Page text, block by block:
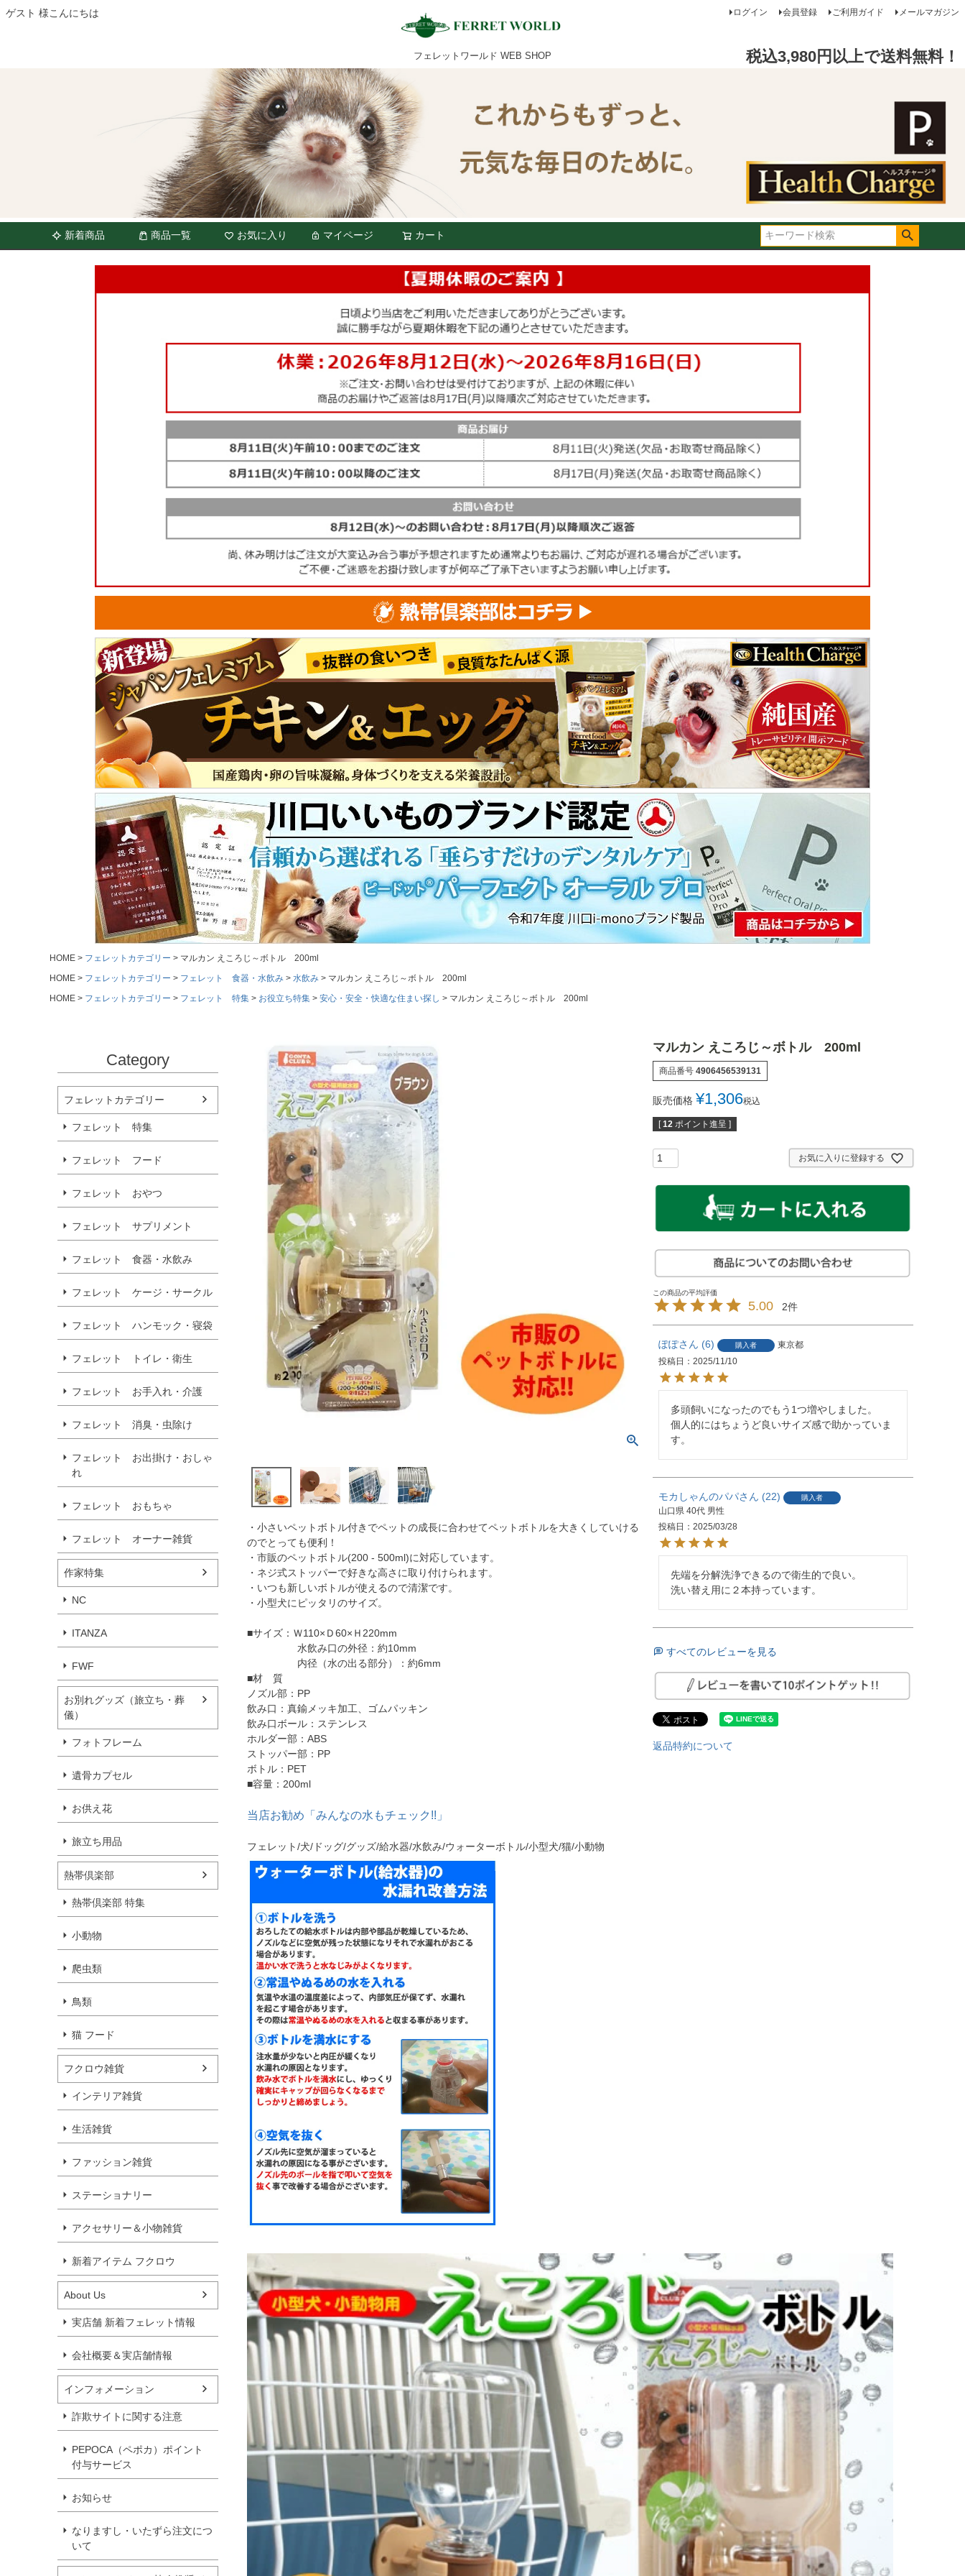
ゲスト 様こんにちは
フェレットワールド WEB SHOP
ログイン 会員登録 ご利用ガイド メールマガジン
税込3,980円以上で送料無料！
新着商品 商品一覧 お気に入り マイページ カート
HOME フェレットカテゴリー
マルカン えころじ～ボトル 200ml
HOME
フェレットカテゴリー フェレット 食器・水飲み 水飲み
マルカン えころじ～ボトル 200ml
HOME
フェレットカテゴリー フェレット 特集 お役立ち特集 安心・安全・快適な住まい探し マルカン えころじ～ボトル 200ml
Category
フェレットカテゴリー
フェレット 特集
フェレット フード
フェレット おやつ
フェレット サプリメント
フェレット 食器・水飲み
フェレット ケージ・サークル
フェレット ハンモック・寝袋
フェレット トイレ・衛生
フェレット お手入れ・介護
フェレット 消臭・虫除け
フェレット お出掛け・おしゃ
れ
フェレット おもちゃ
フェレット オーナー雑貨
作家特集
NC
ITANZA
FWF
お別れグッズ（旅立ち・葬
儀）
フォトフレーム
遺骨カプセル
お供え花
旅立ち用品
熱帯倶楽部
熱帯倶楽部 特集
小動物
爬虫類
鳥類
猫 フード
フクロウ雑貨
インテリア雑貨
生活雑貨
ファッション雑貨
ステーショナリー
アクセサリー＆小物雑貨
新着アイテム フクロウ
About Us
実店舗 新着フェレット情報
会社概要＆実店舗情報
インフォメーション
詐欺サイトに関する注意
PEPOCA（ペポカ）ポイント
付与サービス
お知らせ
なりますし・いたずら注文につ
いて
・小さいペットボトル付きでペットの成長に合わせてペットボトルを大きくしていける
のでとっても便利！
・市販のペットボトル(200 - 500ml)に対応しています。
・ネジ式ストッパーで好きな高さに取り付けられます。
・いつも新しいボトルが使えるので清潔です。
・小型犬にピッタリのサイズ。
■サイズ：Ｗ110×Ｄ60×Ｈ220mm
水飲み口の外径：約10mm
内径（水の出る部分）：約6mm
■材 質
ノズル部：PP
飲み口：真鍮メッキ加工、ゴムパッキン
飲み口ボール：ステンレス
ホルダー部：ABS
ストッパー部：PP
ボトル：PET
■容量：200ml
当店お勧め「みんなの水もチェック!!」
フェレット/犬/ドッグ/グッズ/給水器/水飲み/ウォーターボトル/小型犬/猫/小動物
マルカン えころじ～ボトル 200ml
商品番号 4906456539131
販売価格 ¥1,306税込
[ 12 ポイント進呈 ]
お気に入りに登録する
5.00 2
ぽぽ 6 購入者
東京都
投稿日
2025/11/10
多頭飼いになったのでもう1つ増やしました。
個人的にはちょうど良いサイズ感で助かっていま
す。
モカしゃんのパパ 22 購入者
山口県 40代 男性
投稿日
2025/03/28
先端を分解洗浄できるので衛生的で良い。
洗い替え用に２本持っています。
すべてのレビューを見る
返品特約について